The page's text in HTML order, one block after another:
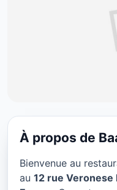
Baan
À propos de
Bienvenue au
au 12 rue Veronese